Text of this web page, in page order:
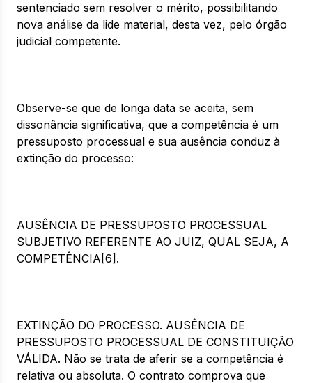
sentenciado sem resolver o mérito, possibilitando
nova análise da lide material, desta vez, pelo órgão
judicial competente.
Observe-se que de longa data se aceita, sem
dissonância significativa, que a competência é um
pressuposto processual e sua ausência conduz à
extinção do processo:
AUSÊNCIA DE PRESSUPOSTO PROCESSUAL
SUBJETIVO REFERENTE AO JUIZ, QUAL SEJA, A
COMPETÊNCIA[6].
EXTINÇÃO DO PROCESSO. AUSÊNCIA DE
PRESSUPOSTO PROCESSUAL DE CONSTITUIÇÃO
VÁLIDA. Não se trata de aferir se a competência é
relativa ou absoluta. O contrato comprova que